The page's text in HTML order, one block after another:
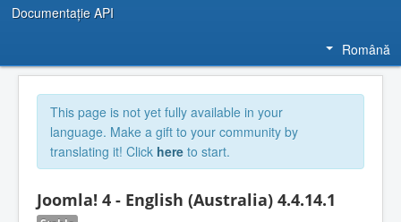
Documentaţie API
Română
This page is not yet fully available in your
language. Make a gift to your community by
translating it! Click here to start.
Joomla! 4 - English (Australia) 4.4.14.1